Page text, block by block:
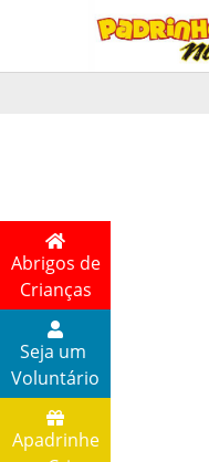
Abrigos de
Crianças
Seja um
Voluntário
Apadrinhe